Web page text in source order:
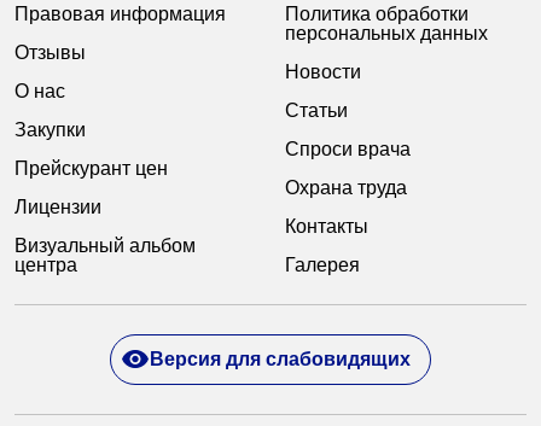
Правовая информация
Отзывы
О нас
Закупки
Прейскурант цен
Лицензии
Визуальный альбом
центра
Политика обработки
персональных данных
Новости
Статьи
Спроси врача
Охрана труда
Контакты
Галерея
Версия для слабовидящих